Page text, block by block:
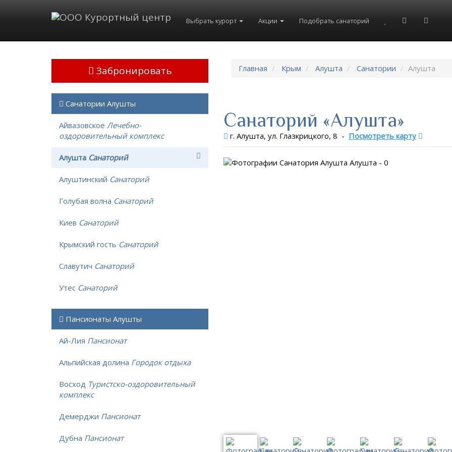
Выбрать курорт Акции Подобрать санаторий
Главная Крым Алушта Санатории Алушта
Санаторий «Алушта»
г. Алушта, ул. Глазкрицкого, 8 - Посмотреть карту
Забронировать
Санатории Алушты
Айвазовское Лечебно-
оздоровительный комплекс
Алушта Санаторий
Алуштинский Санаторий
Голубая волна Санаторий
Киев Санаторий
Крымский гость Санаторий
Славутич Санаторий
Утес Санаторий
Пансионаты Алушты
Ай-Лия Пансионат
Альпийская долина Городок отдыха
Восход Туристско-оздоровительный
комплекс
Демерджи Пансионат
Дубна Пансионат